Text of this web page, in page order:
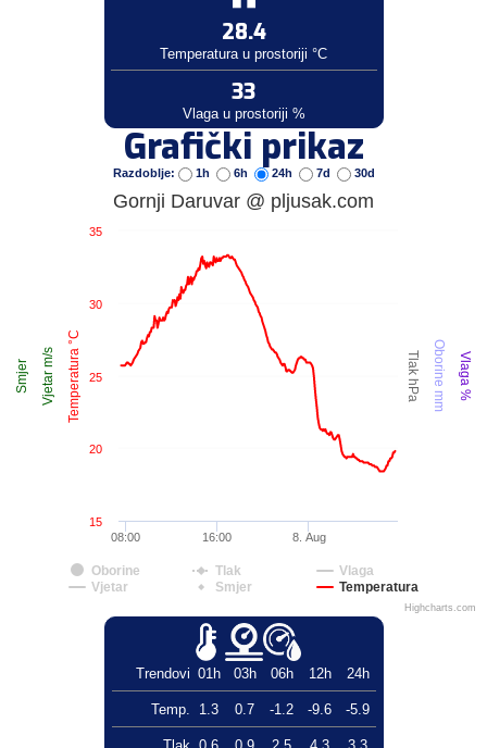
28.4
Temperatura u prostoriji °C
33
Vlaga u prostoriji %
Grafički prikaz
Razdoblje: 1h 6h 24h 7d 30d
Temperatura °C
Vjetar m/s Tlak hPa Oborine mm Vlaga %
Smjer
Gornji Daruvar @ pljusak.com
Oborine Tlak
Vlaga
Vjetar
Smjer Temperatura
8. Aug
08:00 16:00
15
20
25
30
35
Highcharts.com
Trendovi 01h 03h 06h 12h 24h
Temp. 1.3 0.7 -1.2 -9.6 -5.9